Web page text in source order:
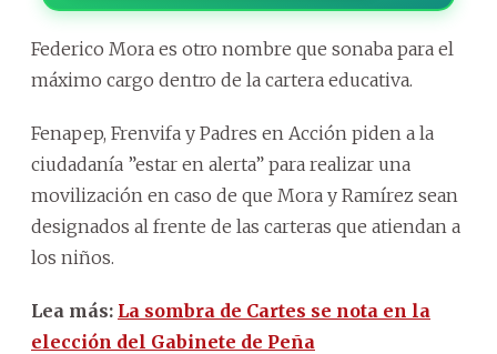
Federico Mora es otro nombre que sonaba para el
máximo cargo dentro de la cartera educativa.
Fenapep, Frenvifa y Padres en Acción piden a la
ciudadanía ”estar en alerta” para realizar una
movilización en caso de que Mora y Ramírez sean
designados al frente de las carteras que atiendan a
los niños.
Lea más: La sombra de Cartes se nota en la
elección del Gabinete de Peña